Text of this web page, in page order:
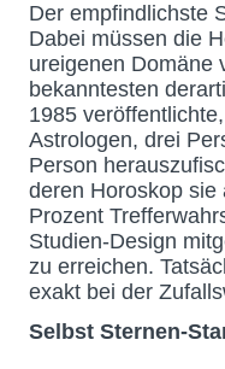
Der empfindlichste
Dabei müssen die
ureigenen Domäne
bekanntesten
1985
Astrologen, drei
Person
deren Horoskop sie
Prozent
Studien-Design
zu erreichen.
exakt bei der
Selbst Sternen-